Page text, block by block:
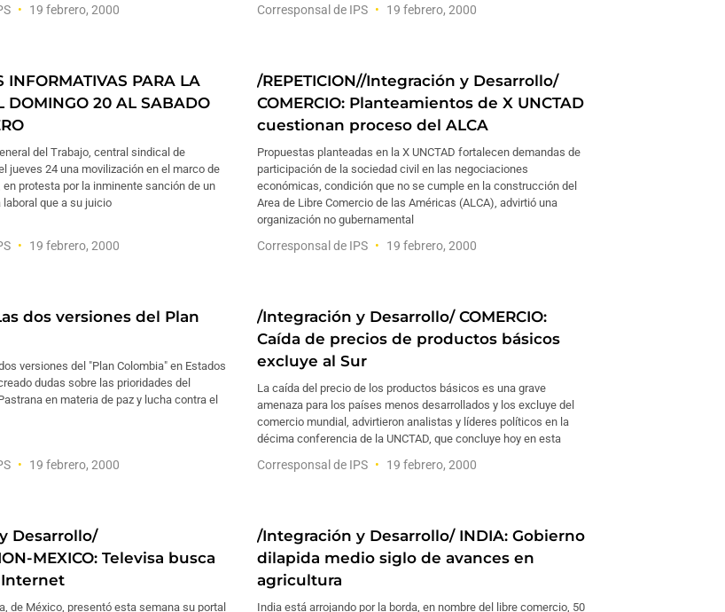
19 febrero, 2000 Corresponsal de IPS 19 febrero, 2000
INFORMATIVAS PARA LA
DOMINGO 20 AL SABADO
del Trabajo, central sindical de
jueves 24 una movilización en el marco de
en protesta por la inminente sanción de un
que a su juicio
19 febrero, 2000
/REPETICION//Integración y Desarrollo/
COMERCIO: Planteamientos de X UNCTAD
cuestionan proceso del ALCA
Propuestas planteadas en la X UNCTAD fortalecen demandas de
participación de la sociedad civil en las negociaciones
económicas, condición que no se cumple en la construcción del
Area de Libre Comercio de las Américas (ALCA), advirtió una
organización no gubernamental
Corresponsal de IPS 19 febrero, 2000
dos versiones del Plan
versiones del "Plan Colombia" en Estados
dudas sobre las prioridades del
en materia de paz y lucha contra el
19 febrero, 2000
/Integración y Desarrollo/ COMERCIO:
Caída de precios de productos básicos
excluye al Sur
La caída del precio de los productos básicos es una grave
amenaza para los países menos desarrollados y los excluye del
comercio mundial, advirtieron analistas y líderes políticos en la
décima conferencia de la UNCTAD, que concluye hoy en esta
Corresponsal de IPS 19 febrero, 2000
Desarrollo/
MEXICO: Televisa busca
de México, presentó esta semana su portal
/Integración y Desarrollo/ INDIA: Gobierno
dilapida medio siglo de avances en
agricultura
India está arrojando por la borda, en nombre del libre comercio, 50